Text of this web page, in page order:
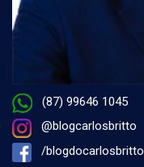
(87) 99646 1045
@blogcarlosbritto
/blogdocarlosbritto